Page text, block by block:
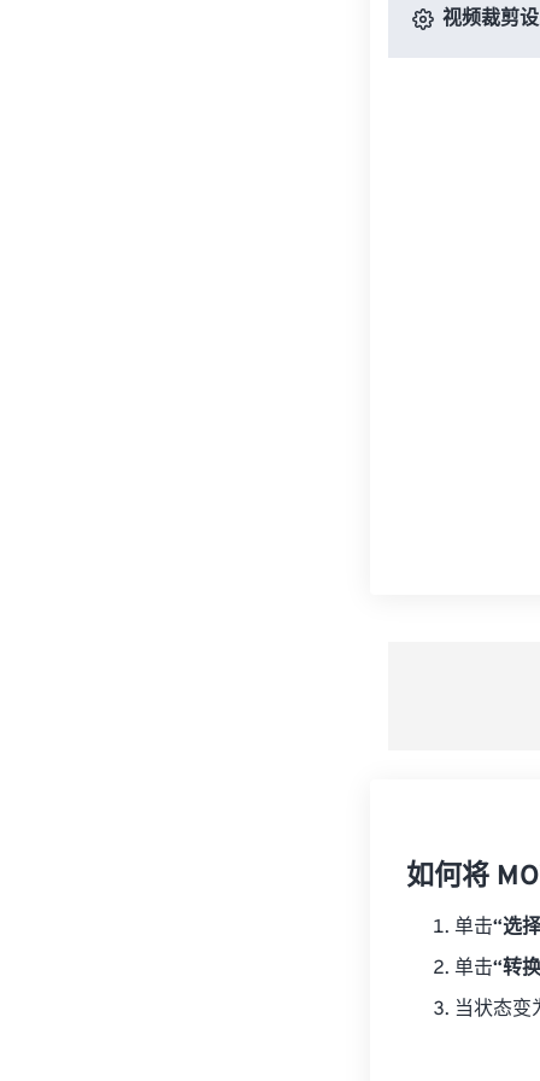
视频裁剪
如何将
单击“选
单击“转
当状态变